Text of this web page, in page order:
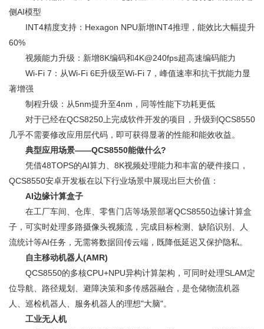
侧AI模型
INT4精度支持：Hexagon NPU新增INT4推理，能效比大幅提升
60%
视频能力升级：新增8K编码和4K@240fps超高速编码能力
Wi-Fi 7：从Wi-Fi 6E升级至Wi-Fi 7，峰值速率和抗干扰能力显
著增强
制程升级：从5nm提升至4nm，同等性能下功耗更低
对于已经在QCS8250上完成软件开发的项目，升级到QCS8550
几乎不需要修改应用层代码，即可获得显著的性能和能效收益。
典型应用场景——QCS8550能做什么?
凭借48TOPS的AI算力、8K视频处理能力和丰富的硬件接口，
QCS8550安卓开发板在以下行业场景中展现出巨大价值：
AI边缘计算盒子
在工厂车间、仓库、零售门店等场景部署QCS8550边缘计算盒
子，可实时处理多路摄像头视频流，完成目标检测、缺陷识别、人
流统计等AI任务，无需将数据回传云端，既降低延迟又保护隐私。
自主移动机器人(AMR)
QCS8550的多核CPU+NPU异构计算架构，可同时处理SLAM定
位导航、路径规划、避障决策和多传感器融合，是仓储物流机器
人、巡检机器人、服务机器人的理想"大脑"。
工业无人机